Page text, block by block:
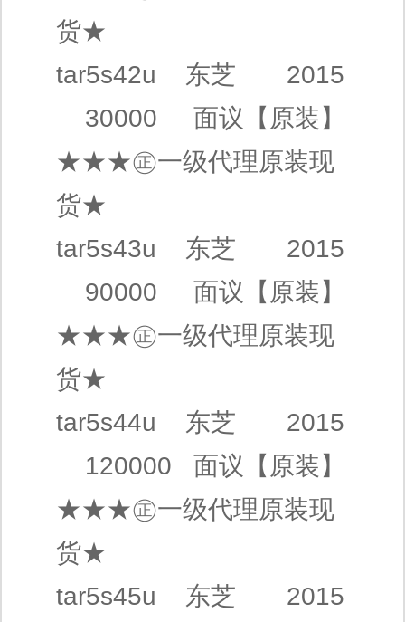
货★
tar5s42u 东芝 2015
30000 面议 【原装】
★★★㊣一级代理原装现
货★
tar5s43u 东芝 2015
90000 面议 【原装】
★★★㊣一级代理原装现
货★
tar5s44u 东芝 2015
120000 面议 【原装】
★★★㊣一级代理原装现
货★
tar5s45u 东芝 2015